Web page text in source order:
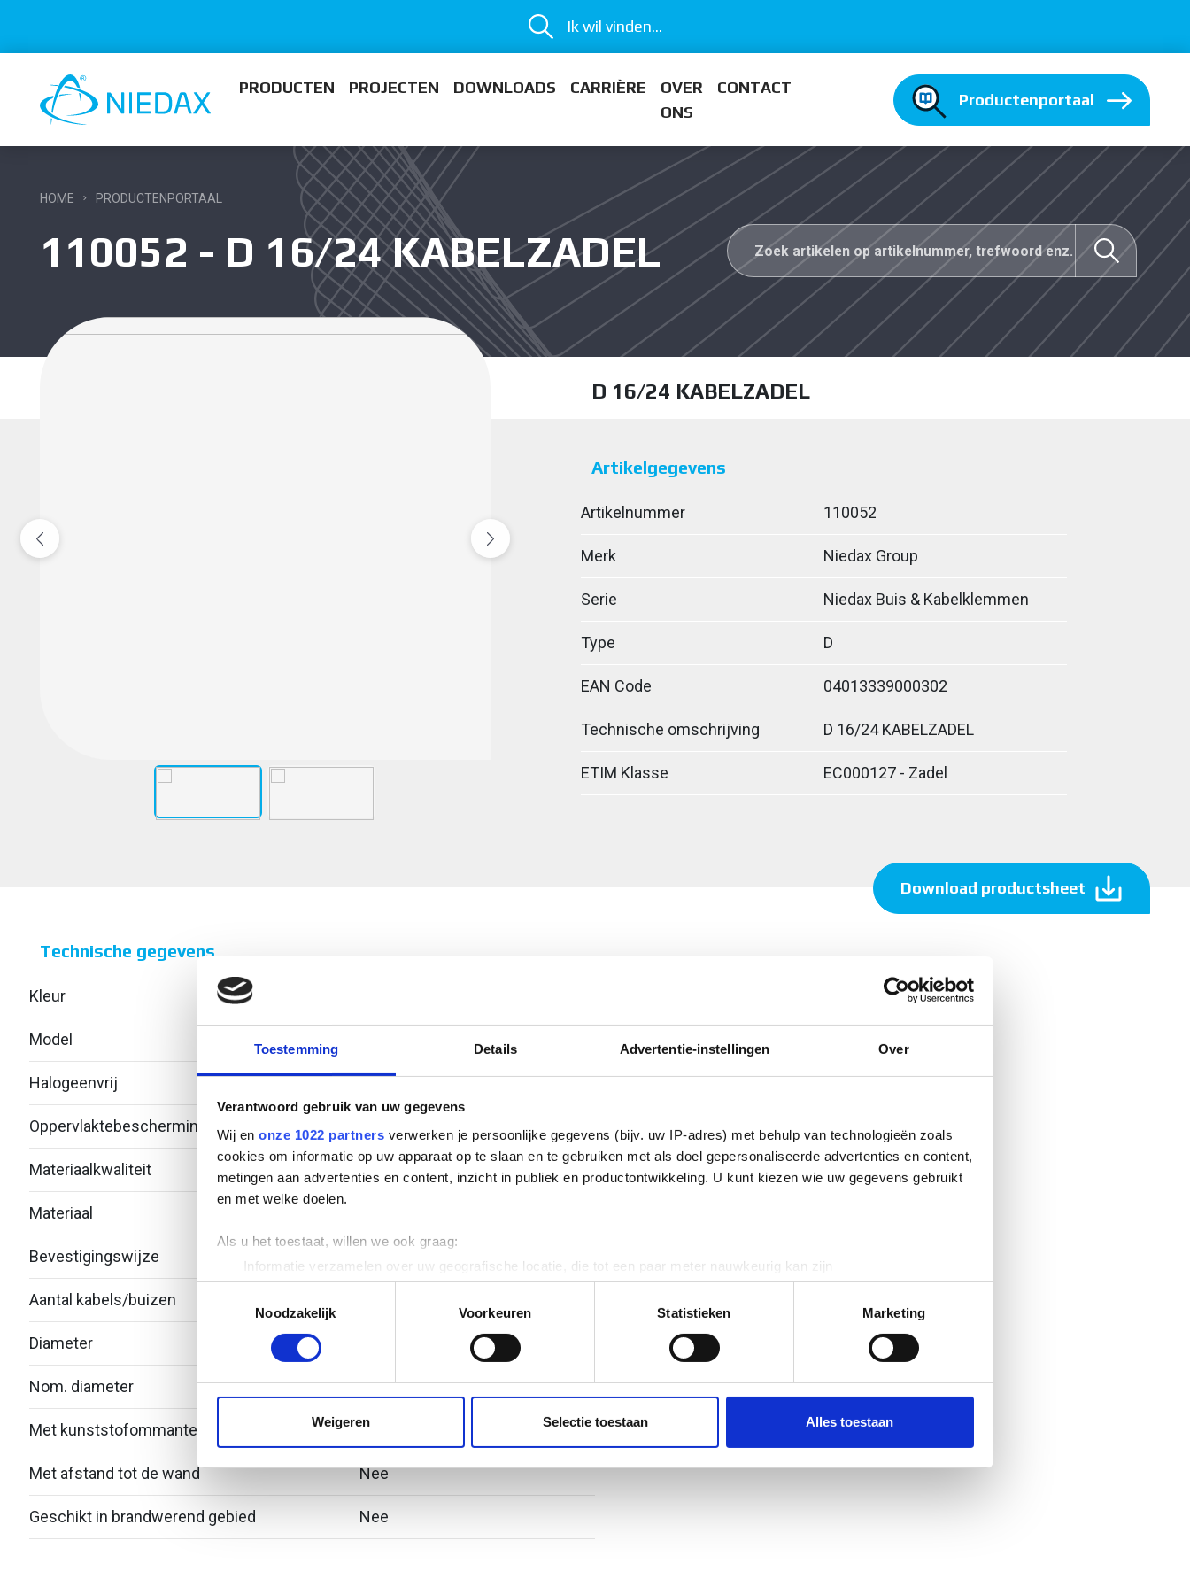
Toestemming Details Advertentie-instellingen Over
Verantwoord gebruik van uw gegevens
Wij en onze 1022 partners verwerken je persoonlijke gegevens (bijv. uw IP-adres) met behulp van technologieën zoals
cookies om informatie op uw apparaat op te slaan en te gebruiken met als doel gepersonaliseerde advertenties en content,
metingen aan advertenties en content, inzicht in publiek en productontwikkeling. U kunt kiezen wie uw gegevens gebruikt
en met welke doelen.
Als u het toestaat, willen we ook graag:
Informatie verzamelen over uw geografische locatie, die tot een paar meter nauwkeurig kan zijn
Uw apparaat identificeren door het actief te scannen op specifieke eigenschappen (fingerprinting)
Lees meer over hoe uw persoonlijke gegevens worden verwerkt en stel uw voorkeuren in het
detailgedeeltein. U kunt uw
toestemming op elk moment wijzigen of intrekken in de Cookieverklaring.
websiteverkeer te analyseren. Ook delen we informatie over uw gebruik van onze site met onze partners voor social
media, adverteren en analyse. Deze partners kunnen deze gegevens combineren met andere informatie die u aan ze heeft
Noodzakelijk
Voorkeuren Statistieken Marketing
Weigeren Selectie toestaan Alles toestaan
Ik wil vinden...
PRODUCTEN PROJECTEN DOWNLOADS CARRIÈRE
OVER
ONS
CONTACT
Productenportaal
HOME PRODUCTENPORTAAL
110052 - D 16/24 KABELZADEL
D 16/24 KABELZADEL
Artikelgegevens
Artikelnummer 110052
Merk Niedax Group
Serie Niedax Buis & Kabelklemmen
Type D
EAN Code 04013339000302
Technische omschrijving D 16/24 KABELZADEL
ETIM Klasse EC000127 - Zadel
Download productsheet
Technische gegevens
Kleur
Model
Halogeenvrij Ja
Oppervlaktebescherming Onbehandeld
Materiaalkwaliteit Overig
Materiaal
Bevestigingswijze
Aantal kabels/buizen
Diameter
Nom. diameter 24
Met kunststofommanteling Ja
Met afstand tot de wand Nee
Geschikt in brandwerend gebied Nee